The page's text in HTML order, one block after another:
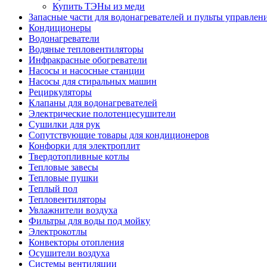
Купить ТЭНы из меди
Запасные части для водонагревателей и пульты
Кондиционеры
Водонагреватели
Водяные тепловентиляторы
Инфракрасные обогреватели
Насосы и насосные станции
Насосы для стиральных машин
Рециркуляторы
Клапаны для водонагревателей
Электрические полотенцесушители
Сушилки для рук
Сопутствующие товары для кондиционеров
Конфорки для электроплит
Твердотопливные котлы
Тепловые завесы
Тепловые пушки
Теплый пол
Тепловентиляторы
Увлажнители воздуха
Фильтры для воды под мойку
Электрокотлы
Конвекторы отопления
Осушители воздуха
Системы вентиляции